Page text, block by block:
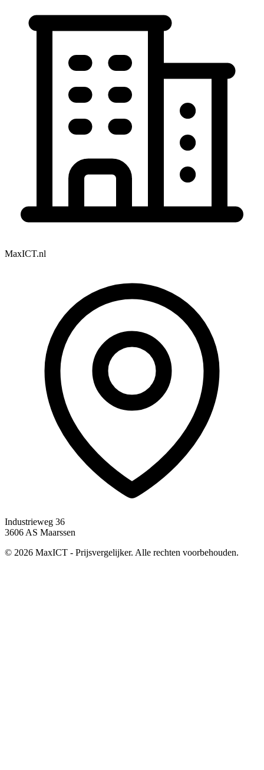
MaxICT.nl
Industrieweg 36
3606 AS Maarssen
© 2026 MaxICT - Prijsvergelijker. Alle rechten voorbehouden.